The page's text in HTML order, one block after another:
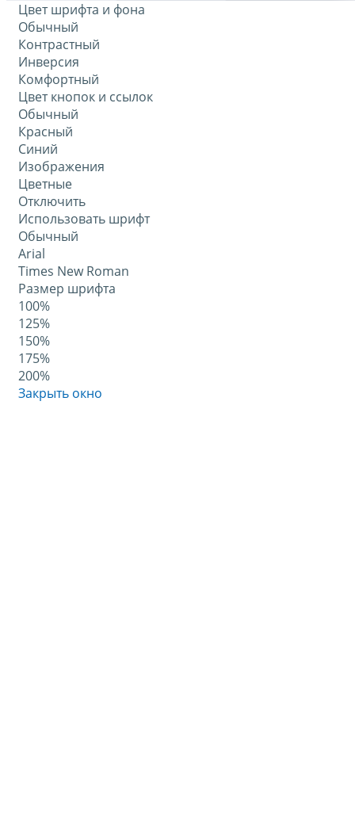
Цвет шрифта и фона
Обычный
Контрастный
Инверсия
Комфортный
Цвет кнопок и ссылок
Обычный
Красный
Синий
Изображения
Цветные
Отключить
Использовать шрифт
Обычный
Arial
Times New Roman
Размер шрифта
100%
125%
150%
175%
200%
Закрыть окно